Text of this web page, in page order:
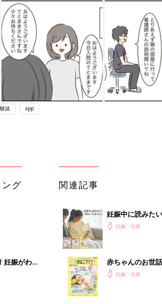
談 app
グ
妊娠がわか
のたまご
関連記事
妊娠中に読みた
よ」妊娠・出産
赤ちゃんのお世
てのひよこクラ
妊娠・出産